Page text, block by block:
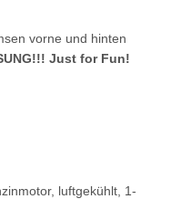
vorne und hinten
Just for Fun!
luftgekühlt, 1-